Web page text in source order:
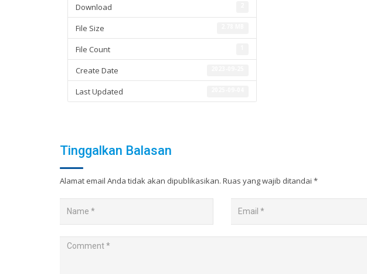
Download
File Size
File Count
Create Date
Last Updated
Tinggalkan Balasan
Alamat email Anda tidak akan dipublikasikan. Ruas yang wajib ditandai *